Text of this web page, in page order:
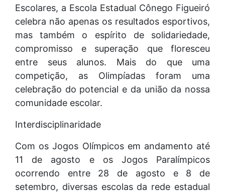
Escolares, a Escola Estadual Cônego Figueiró
celebra não apenas os resultados esportivos,
mas também o espírito de solidariedade,
compromisso e superação que floresceu
entre seus alunos. Mais do que uma
competição, as Olimpíadas foram uma
celebração do potencial e da união da nossa
comunidade escolar.
Interdisciplinaridade
Com os Jogos Olímpicos em andamento até
11 de agosto e os Jogos Paralímpicos
ocorrendo entre 28 de agosto e 8 de
setembro, diversas escolas da rede estadual